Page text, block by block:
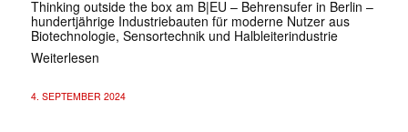
Thinking outside the box am B|EU – Behrensufer in Berlin –
hundertjährige Industriebauten für moderne Nutzer aus
Biotechnologie, Sensortechnik und Halbleiterindustrie
Weiterlesen
4. SEPTEMBER 2024